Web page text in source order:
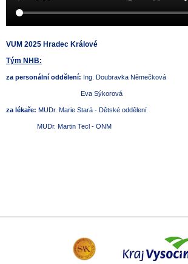
VUM 2025 Hradec Králové
Tým NHB:
za personální oddělení: Ing. Doubravka Němečková
Eva Sýkorová
za lékaře: MUDr. Marie Stará - Dětské oddělení
MUDr. Martin Tecl - ONM